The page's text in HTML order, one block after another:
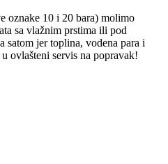
oznake 10 i 20 bara) molimo
sa vlažnim prstima ili pod
satom jer toplina, vodena para i
ovlašteni servis na popravak!